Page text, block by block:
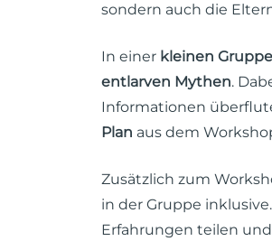
sondern auch die
In einer kleinen Gruppe
entlarven Mythen.
Informationen
Plan aus dem
Zusätzlich zum
in der Gruppe
Erfahrungen teilen